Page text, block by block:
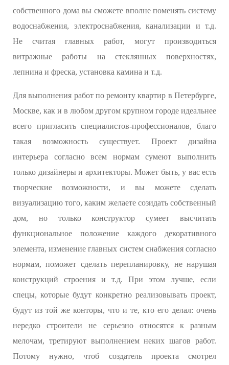
собственного дома вы сможете вполне поменять систему
водоснабжения, электроснабжения, канализации и т.д.
Не считая главных работ, могут производиться
витражные работы на стеклянных поверхностях,
лепнина и фреска, установка камина и т.д.
Для выполнения работ по ремонту квартир в Петербурге,
Москве, как и в любом другом крупном городе идеальнее
всего пригласить специалистов-профессионалов, благо
такая возможность существует. Проект дизайна
интерьера согласно всем нормам сумеют выполнить
только дизайнеры и архитекторы. Может быть, у вас есть
творческие возможности, и вы можете сделать
визуализацию того, каким желаете созидать собственный
дом, но только конструктор сумеет высчитать
функциональное положение каждого декоративного
элемента, изменение главных систем снабжения согласно
нормам, поможет сделать перепланировку, не нарушая
конструкций строения и т.д. При этом лучше, если
спецы, которые будут конкретно реализовывать проект,
будут из той же конторы, что и те, кто его делал: очень
нередко строители не серьезно относятся к разным
мелочам, третируют выполнением неких шагов работ.
Потому нужно, чтоб создатель проекта смотрел